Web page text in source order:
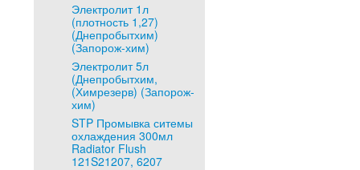
Электролит 1л
(плотность 1,27)
(Днепробытхим)
(Запорож-хим)
Электролит 5л
(Днепробытхим,
(Химрезерв) (Запорож-
хим)
STP Промывка ситемы
охлаждения 300мл
Radiator Flush
121S21207, 6207